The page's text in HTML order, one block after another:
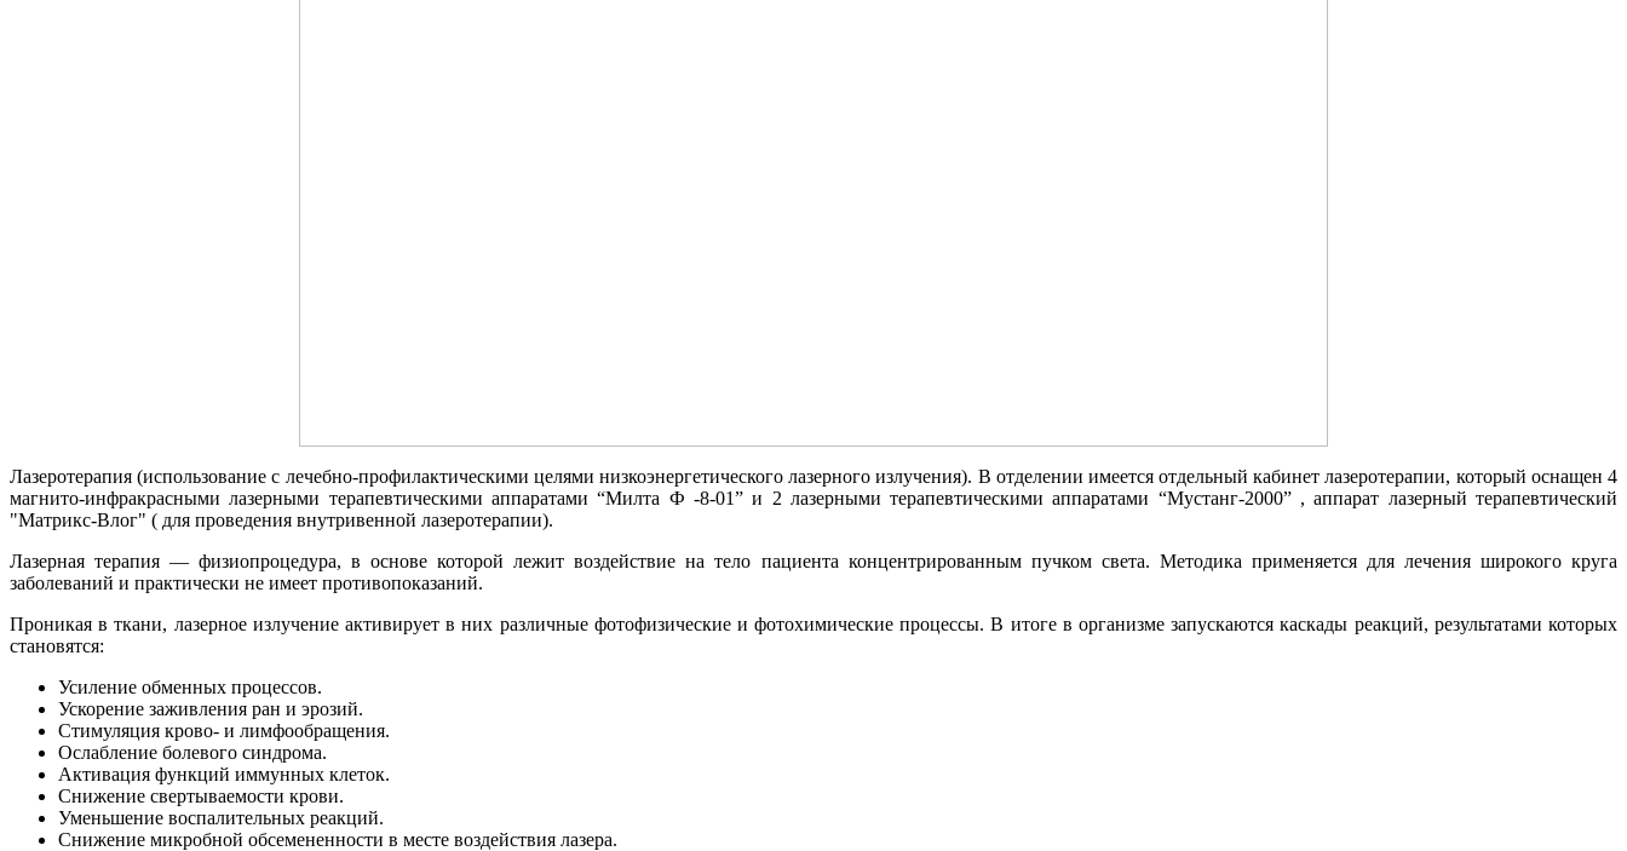
Лазеротерапия (использование с лечебно-профилактическими целями низкоэнергетического лазерного излучения). В отделении имеется отдельный кабинет лазеротерапии, который оснащен 4
магнито-инфракрасными лазерными терапевтическими аппаратами “Милта Ф -8-01” и 2 лазерными терапевтическими аппаратами “Мустанг-2000” , аппарат лазерный терапевтический
"Матрикс-Влог" ( для проведения внутривенной лазеротерапии).
Лазерная терапия — физиопроцедура, в основе которой лежит воздействие на тело пациента концентрированным пучком света. Методика применяется для лечения широкого круга
заболеваний и практически не имеет противопоказаний.
Проникая в ткани, лазерное излучение активирует в них различные фотофизические и фотохимические процессы. В итоге в организме запускаются каскады реакций, результатами которых
становятся:
Усиление обменных процессов.
Ускорение заживления ран и эрозий.
Стимуляция крово- и лимфообращения.
Ослабление болевого синдрома.
Активация функций иммунных клеток.
Снижение свертываемости крови.
Уменьшение воспалительных реакций.
Снижение микробной обсемененности в месте воздействия лазера.